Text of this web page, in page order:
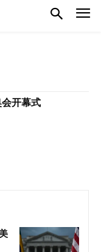
开幕式